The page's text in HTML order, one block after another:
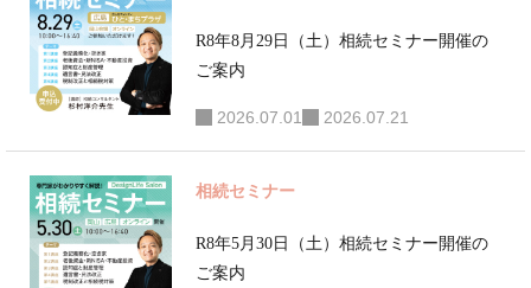
広くアドバイスと
部分的解決ではな
く総合的解決へと
導く、相続・事業
ンサルタントとし
R8年8月29日（土）相続セミナー開催の
ご案内
2026.07.01 2026.07.21
相続セミナー
R8年5月30日（土）相続セミナー開催の
ご案内